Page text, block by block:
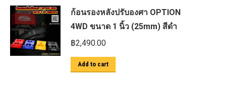
ก้อนรองหลังปรับองศา OPTION
4WD ขนาด 1 นิ้ว (25mm) สีดำ
฿2,490.00
Add to cart